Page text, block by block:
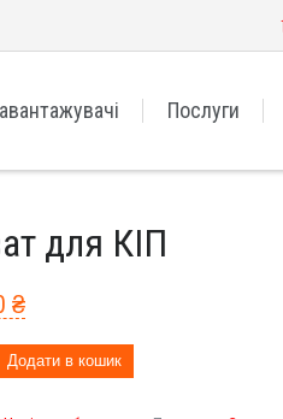
Послуги
для КІП
₴
Додати в кошик